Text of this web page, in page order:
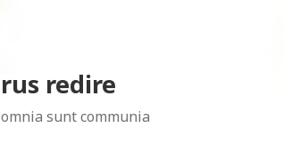
rus redire
omnia sunt communia